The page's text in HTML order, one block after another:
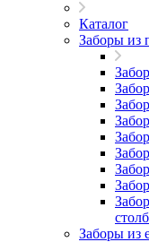
Каталог
Заборы из
Заборы из